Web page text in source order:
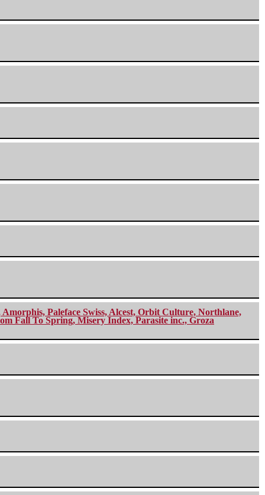
Paleface Swiss, Alcest, Orbit Culture, Northlane,
Fall To Spring, Misery Index, Parasite inc., Groza